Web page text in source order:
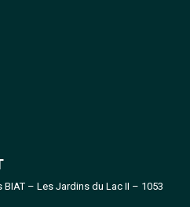
– Les Jardins du Lac II – 1053